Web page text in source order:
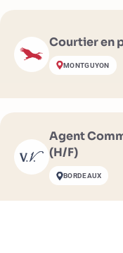
Courtier en
MONTGUYON
Agent
(H/F)
BORDEAUX